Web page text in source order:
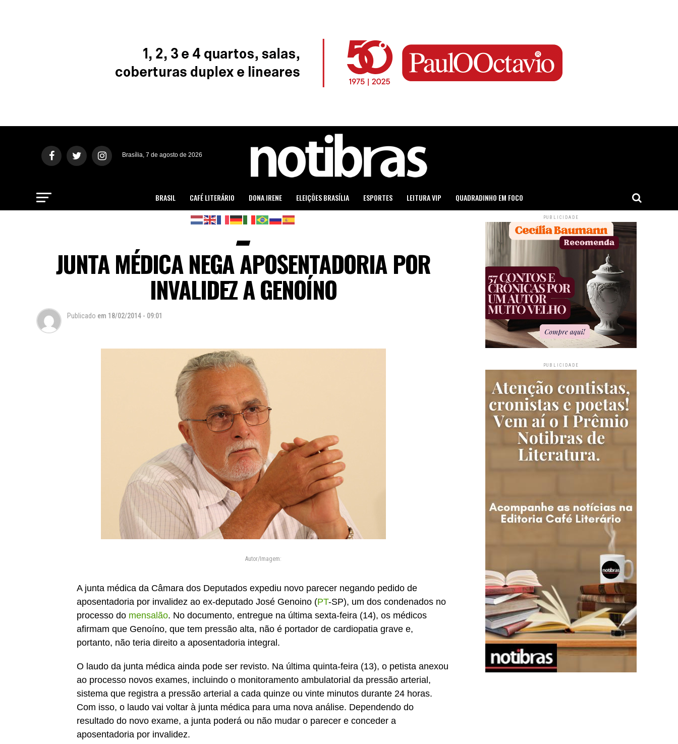
Brasília, 7 de agosto de 2026
BRASIL CAFÉ LITERÁRIO DONA IRENE ELEIÇÕES BRASÍLIA ESPORTES LEITURA VIP QUADRADINHO EM FOCO
JUNTA MÉDICA NEGA APOSENTADORIA POR
INVALIDEZ A GENOÍNO
Publicado em 18/02/2014 - 09:01
Autor/Imagem:
A junta médica da Câmara dos Deputados expediu novo parecer negando pedido de
aposentadoria por invalidez ao ex-deputado José Genoino (PT-SP), um dos condenados no
processo do mensalão. No documento, entregue na última sexta-feira (14), os médicos
afirmam que Genoíno, que tem pressão alta, não é portador de cardiopatia grave e,
portanto, não teria direito a aposentadoria integral.
O laudo da junta médica ainda pode ser revisto. Na última quinta-feira (13), o petista anexou
ao processo novos exames, incluindo o monitoramento ambulatorial da pressão arterial,
sistema que registra a pressão arterial a cada quinze ou vinte minutos durante 24 horas.
Com isso, o laudo vai voltar à junta médica para uma nova análise. Dependendo do
resultado do novo exame, a junta poderá ou não mudar o parecer e conceder a
aposentadoria por invalidez.
PUBLICIDADE
PUBLICIDADE